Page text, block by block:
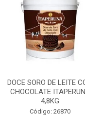
DOCE SORO DE LEITE
CHOCOLATE
4,8KG
Código: 26870